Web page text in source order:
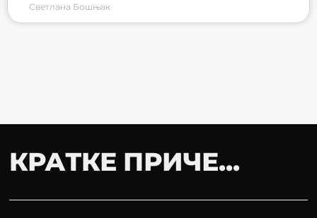
Светлана Бошњак
КРАТКЕ ПРИЧЕ...